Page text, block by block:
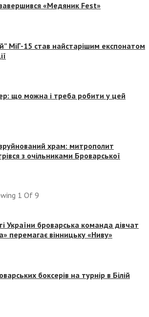
«Медяник Fest»
МіГ-15 став найстарішим експонатом
що можна і треба робити у цей
храм: митрополит
з очільниками Броварської
1 Of 9
України броварська команда дівчат
перемагає вінницьку «Ниву»
боксерів на турнір в Білій